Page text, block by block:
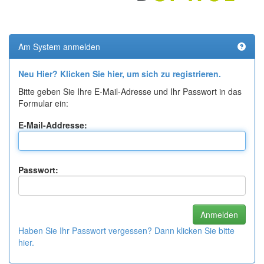
Am System anmelden
Neu Hier? Klicken Sie hier, um sich zu registrieren.
Bitte geben Sie Ihre E-Mail-Adresse und Ihr Passwort in das
Formular ein:
E-Mail-Addresse:
Passwort:
Haben Sie Ihr Passwort vergessen? Dann klicken Sie bitte
hier.